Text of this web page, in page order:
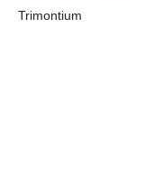
Trimontium